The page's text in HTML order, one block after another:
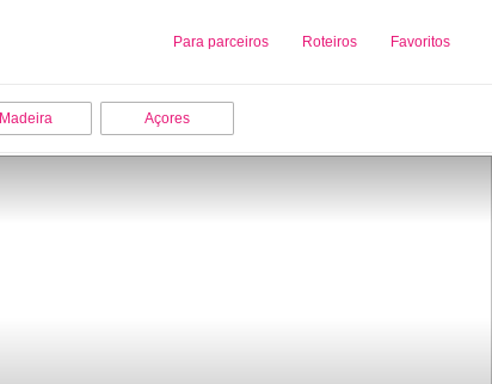
Para parceiros Roteiros Favoritos
Sobre nós Adicionar uma Empresa
Madeira Açores